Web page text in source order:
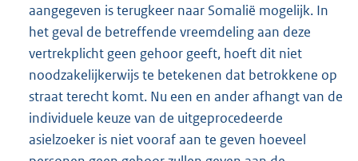
aangegeven is terugkeer naar Somalië mogelijk. In
het geval de betreffende vreemdeling aan deze
vertrekplicht geen gehoor geeft, hoeft dit niet
noodzakelijkerwijs te betekenen dat betrokkene op
straat terecht komt. Nu een en ander afhangt van de
individuele keuze van de uitgeprocedeerde
asielzoeker is niet vooraf aan te geven hoeveel